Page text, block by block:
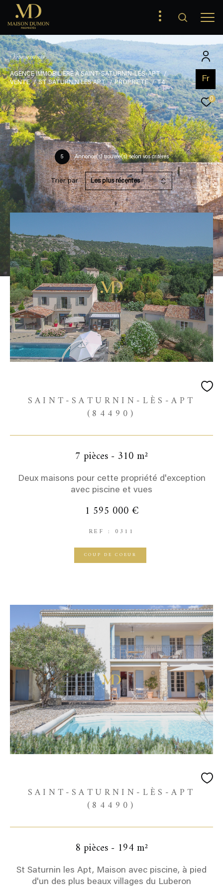
Fr
0
Votrerecherche
AGENCE IMMOBILIÈRE À SAINT-SATURNIN-LÉS-APT
VENTE
ST SATURNIN LES APT PROPRIETE T4
5 Annonce(s) trouvée(s) selon vos critères
Trier par Les plus récentes
SAINT-SATURNIN-LÈS-APT
(84490)
7 pièces - 310 m²
Deux maisons pour cette propriété d'exception
avec piscine et vues
1 595 000 €
REF : 0311
COUP DE COEUR
SAINT-SATURNIN-LÈS-APT
(84490)
8 pièces - 194 m²
St Saturnin les Apt, Maison avec piscine, à pied
d'un des plus beaux villages du Luberon